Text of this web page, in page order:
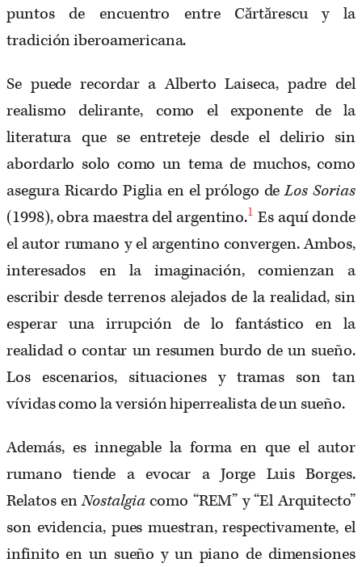
puntos de encuentro entre Cărtărescu y la
tradición iberoamericana.
Se puede recordar a Alberto Laiseca, padre del
realismo delirante, como el exponente de la
literatura que se entreteje desde el delirio sin
abordarlo solo como un tema de muchos, como
asegura Ricardo Piglia en el prólogo deLos Sorias
(1998), obra maestra del argentino.1 Es aquí donde
el autor rumano y el argentino convergen. Ambos,
interesados en la imaginación, comienzan a
escribir desde terrenos alejados de la realidad, sin
esperar una irrupción de lo fantástico en la
realidad o contar un resumen burdo de un sueño.
Los escenarios, situaciones y tramas son tan
vívidas como la versión hiperrealista de un sueño.
Además, es innegable la forma en que el autor
rumano tiende a evocar a Jorge Luis Borges.
Relatos enNostalgiacomo “REM” y “El Arquitecto”
son evidencia, pues muestran, respectivamente, el
infinito en un sueño y un piano de dimensiones